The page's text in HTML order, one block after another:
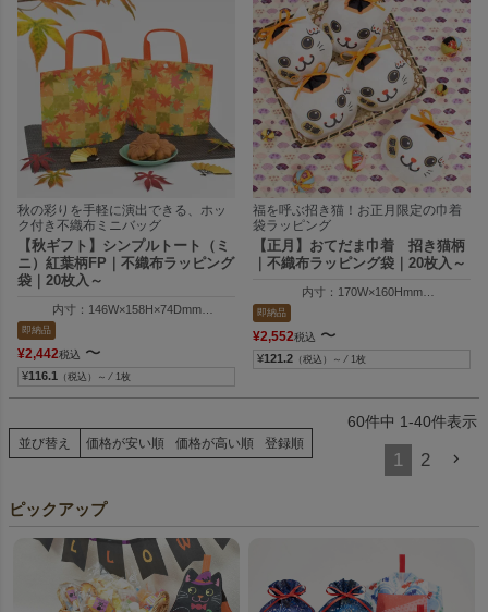
秋の彩りを手軽に演出できる、ホッ
ク付き不織布ミニバッグ
【秋ギフト】シンプルトート（ミ
ニ）紅葉柄FP｜不織布ラッピング
袋｜20枚入～
内寸：146W×158H×74Dmm
外寸：146W×175H×74Dmm
即納品
¥2,442税込 〜
¥116.1 （税込）～ ⁄ 1枚
福を呼ぶ招き猫！お正月限定の巾着
袋ラッピング
【正月】おてだま巾着 招き猫柄
｜不織布ラッピング袋｜20枚入～
内寸：170W×160Hmm
即納品
¥2,552税込 〜
¥121.2 （税込）～ ⁄ 1枚
並び替え 価格が安い順 価格が高い順 登録順
60件中 1-40件表示
1 2
ピックアップ